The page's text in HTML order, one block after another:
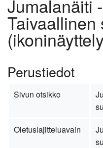
Jumalanäiti -
Perustiedot
Sivun otsikko
Oletuslajitteluavain